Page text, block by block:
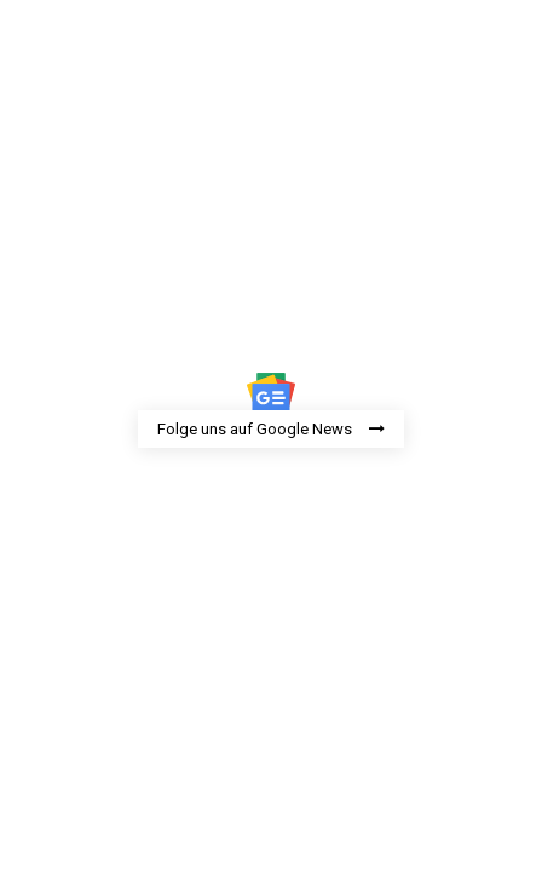
Folge uns auf Google News